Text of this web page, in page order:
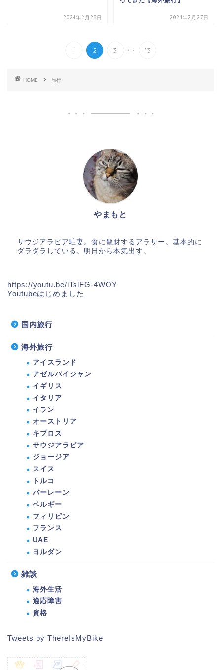
2024年2月28日 2024年2月27日
1 2 3 ... 13
HOME 旅行
やまもと
サウジアラビア駐妻。食に散財するアラサー。基本的に
ダラダラしている。明日から本気出す。
https://youtu.be/iTslFG-4WOY
Youtubeはじめました
国内旅行
海外旅行
アイスランド
アゼルバイジャン
イギリス
イタリア
イラン
オーストリア
キプロス
サウジアラビア
ジョージア
スイス
トルコ
バーレーン
ベルギー
フィリピン
フランス
UAE
ヨルダン
雑談
海外生活
適応障害
資格
Tweets by ThereIsMyBike